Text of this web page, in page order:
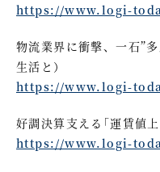
https://www.logi-
物流業界に衝撃、一石”
生活と）
https://www.logi-
好調決算支える｢運賃値
https://www.logi-